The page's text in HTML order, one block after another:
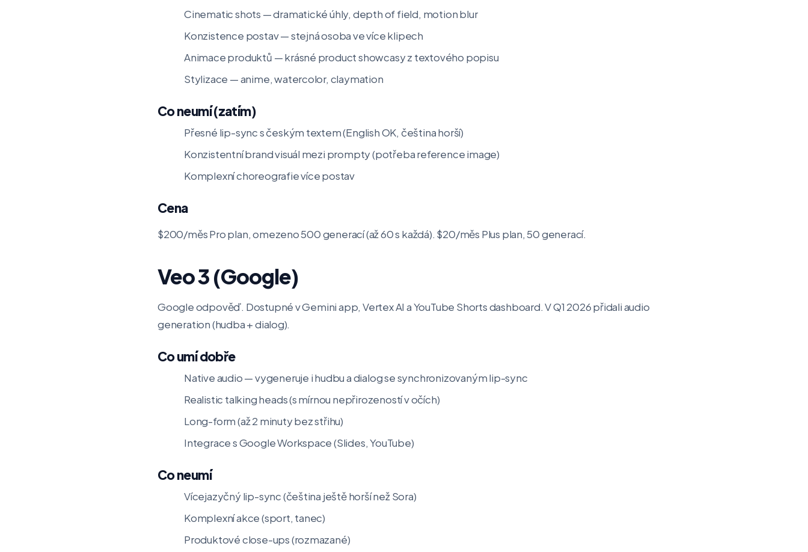
Cinematic shots — dramatické úhly, depth of field, motion blur
Konzistence postav — stejná osoba ve více klipech
Animace produktů — krásné product showcasy z textového popisu
Stylizace — anime, watercolor, claymation
Co neumí (zatím)
Přesné lip-sync s českým textem (English OK, čeština horší)
Konzistentní brand visuál mezi prompty (potřeba reference image)
Komplexní choreografie více postav
Cena
$200/měs Pro plan, omezeno 500 generací (až 60 s každá). $20/měs Plus plan, 50 generací.
Veo 3 (Google)
Google odpověď. Dostupné v Gemini app, Vertex AI a YouTube Shorts dashboard. V Q1 2026 přidali audio
generation (hudba + dialog).
Co umí dobře
Native audio — vygeneruje i hudbu a dialog se synchronizovaným lip-sync
Realistic talking heads (s mírnou nepřirozeností v očích)
Long-form (až 2 minuty bez střihu)
Integrace s Google Workspace (Slides, YouTube)
Co neumí
Vícejazyčný lip-sync (čeština ještě horší než Sora)
Komplexní akce (sport, tanec)
Produktové close-ups (rozmazané)